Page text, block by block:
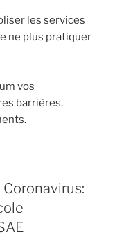
les services
ne plus pratiquer
vos
barrières.